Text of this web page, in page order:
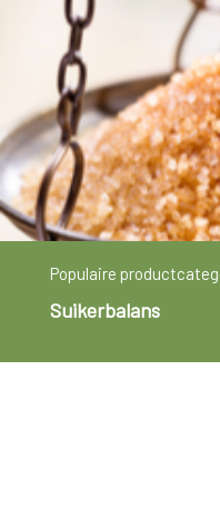
Populaire
Suikerbalans